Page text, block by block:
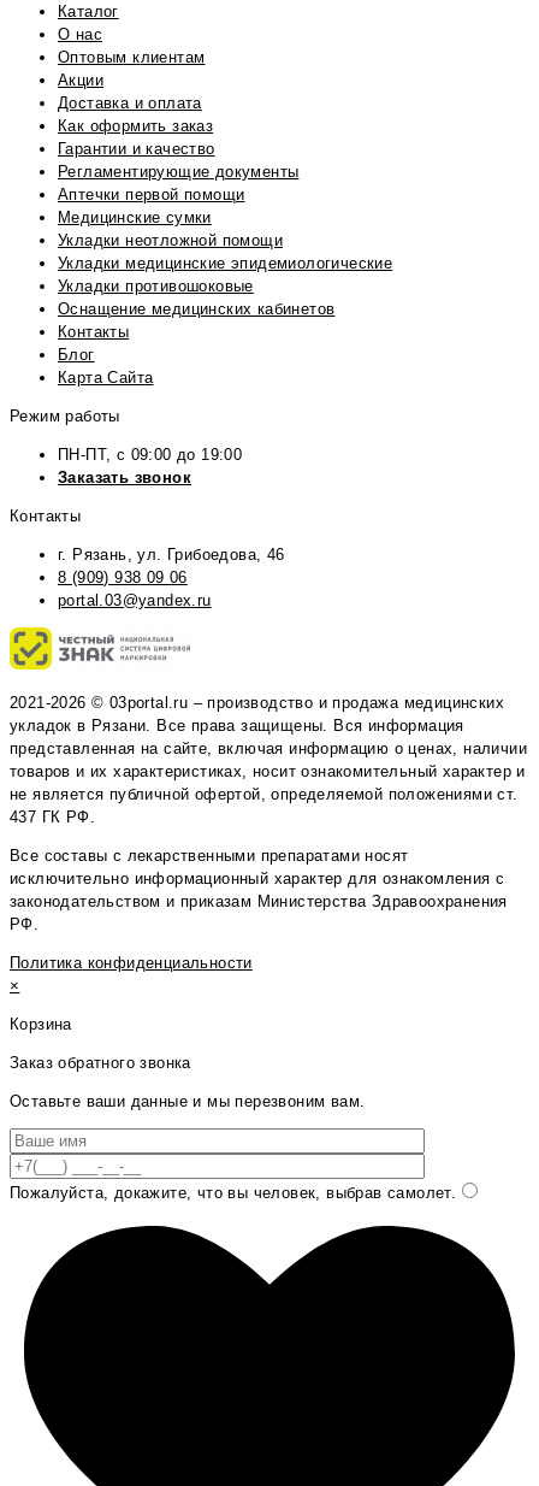
Каталог
О нас
Оптовым клиентам
Акции
Доставка и оплата
Как оформить заказ
Гарантии и качество
Регламентирующие документы
Аптечки первой помощи
Медицинские сумки
Укладки неотложной помощи
Укладки медицинские эпидемиологические
Укладки противошоковые
Оснащение медицинских кабинетов
Контакты
Блог
Карта Сайта
Режим работы
ПН-ПТ, с 09:00 до 19:00
Заказать звонок
Контакты
г. Рязань, ул. Грибоедова, 46
8 (909) 938 09 06
portal.03@yandex.ru
2021-2026 © 03portal.ru – производство и продажа медицинских
укладок в Рязани. Все права защищены. Вся информация
представленная на сайте, включая информацию о ценах, наличии
товаров и их характеристиках, носит ознакомительный характер и
не является публичной офертой, определяемой положениями ст.
437 ГК РФ.
Все составы с лекарственными препаратами носят
исключительно информационный характер для ознакомления с
законодательством и приказам Министерства Здравоохранения
РФ.
Политика конфиденциальности
×
Корзина
Заказ обратного звонка
Оставьте ваши данные и мы перезвоним вам.
Пожалуйста, докажите, что вы человек, выбрав самолет.